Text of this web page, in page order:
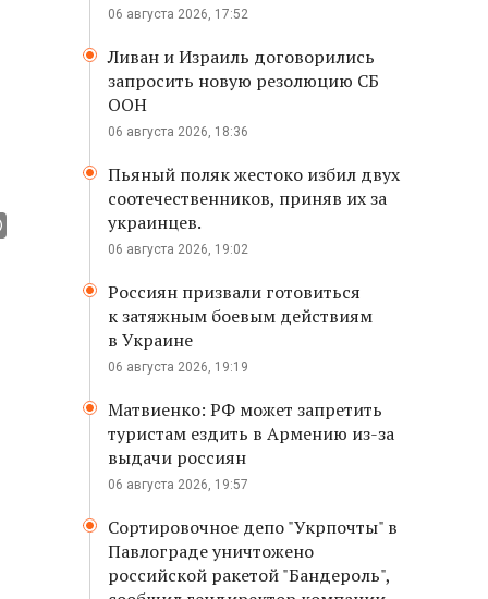
06 августа 2026, 17:52
Ливан и Израиль договорились
запросить новую резолюцию СБ
ООН
06 августа 2026, 18:36
Пьяный поляк жестоко избил двух
соотечественников, приняв их за
украинцев.
06 августа 2026, 19:02
Россиян призвали готовиться
к затяжным боевым действиям
в Украине
06 августа 2026, 19:19
Матвиенко: РФ может запретить
туристам ездить в Армению из-за
выдачи россиян
06 августа 2026, 19:57
Сортировочное депо "Укрпочты" в
Павлограде уничтожено
российской ракетой "Бандероль",